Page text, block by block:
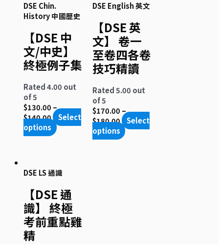
DSE Chin.
History 中國歷史
【DSE 中
文/中史】
終極例子集
Rated4.00 out
of 5
$130.00 –
$140.00
Select
options
DSE English 英文
【DSE 英
文】 卷一
至卷四各卷
技巧精讀
Rated5.00 out
of 5
$170.00 –
$180.00
Select
options
DSE LS 通識
【DSE 通
識】 終極
考前重點雞
精